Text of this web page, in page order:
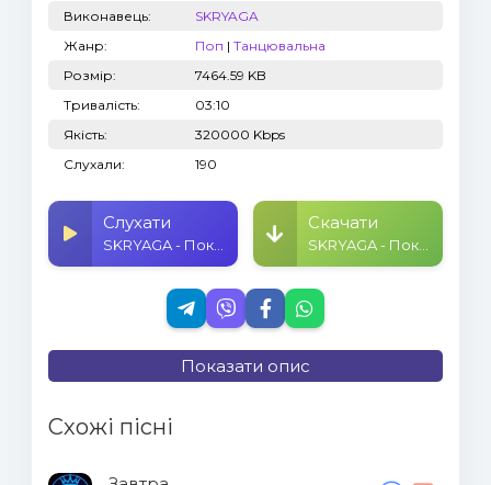
Виконавець:
SKRYAGA
Жанр:
Поп | Танцювальна
Розмір:
7464.59 KB
Тривалість:
03:10
Якість:
320000 Kbps
Слухали:
190
Слухати Скачати
Показати опис
Схожі пісні